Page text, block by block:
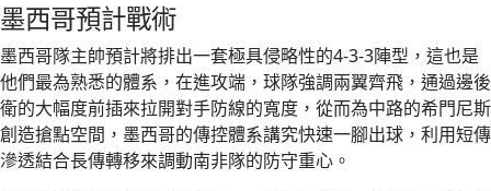
墨西哥預計戰術
墨西哥隊主帥預計將排出一套極具侵略性的4-3-3陣型，這也是
他們最為熟悉的體系，在進攻端，球隊強調兩翼齊飛，通過邊後
衛的大幅度前插來拉開對手防線的寬度，從而為中路的希門尼斯
創造搶點空間，墨西哥的傳控體系講究快速一腳出球，利用短傳
滲透結合長傳轉移來調動南非隊的防守重心。